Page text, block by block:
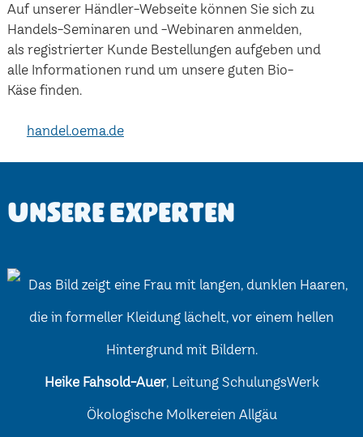
Auf unserer Händler-Webseite können Sie sich zu
Handels-Seminaren und -Webinaren anmelden,
als registrierter Kunde Bestellungen aufgeben und
alle Informationen rund um unsere guten Bio-
Käse finden.
handel.oema.de
Unsere Experten
Heike Fahsold-Auer, Leitung SchulungsWerk
Ökologische Molkereien Allgäu